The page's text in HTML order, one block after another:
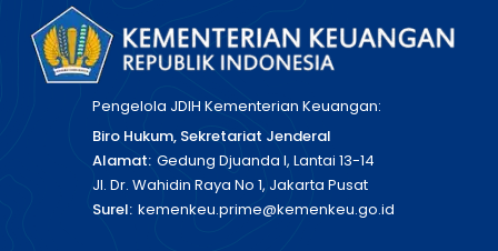
Pengelola JDIH Kementerian Keuangan:
Biro Hukum, Sekretariat Jenderal
Alamat: Gedung Djuanda I, Lantai 13-14
Jl. Dr. Wahidin Raya No 1, Jakarta Pusat
Surel: kemenkeu.prime@kemenkeu.go.id